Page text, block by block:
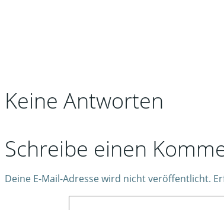
Keine Antworten
Schreibe einen
Deine E-Mail-Adresse wird nicht veröffentlicht.